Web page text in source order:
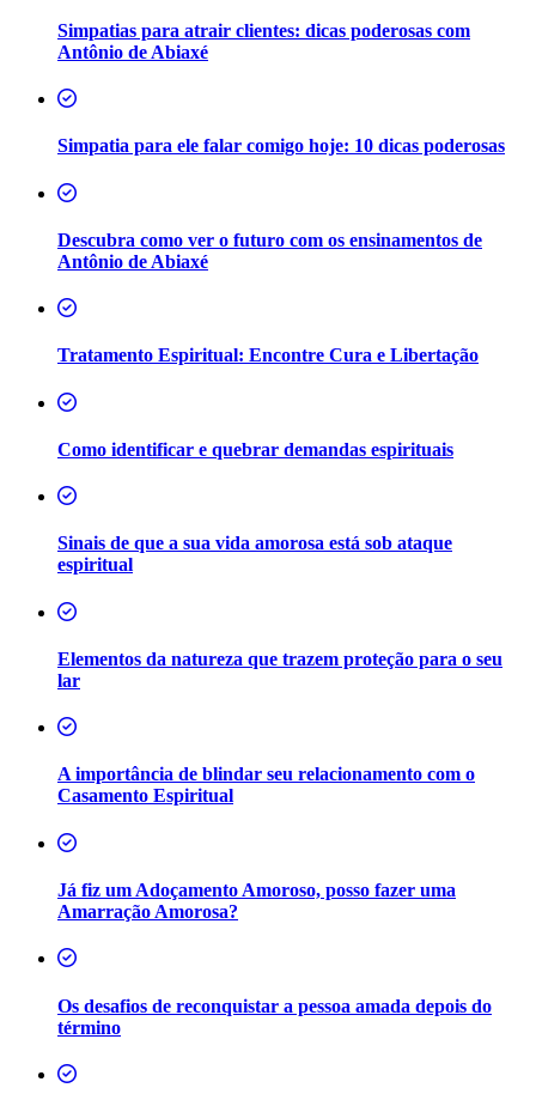
Simpatias para atrair clientes: dicas poderosas com
Antônio de Abiaxé
Simpatia para ele falar comigo hoje: 10 dicas poderosas
Descubra como ver o futuro com os ensinamentos de
Antônio de Abiaxé
Tratamento Espiritual: Encontre Cura e Libertação
Como identificar e quebrar demandas espirituais
Sinais de que a sua vida amorosa está sob ataque
espiritual
Elementos da natureza que trazem proteção para o seu
lar
A importância de blindar seu relacionamento com o
Casamento Espiritual
Já fiz um Adoçamento Amoroso, posso fazer uma
Amarração Amorosa?
Os desafios de reconquistar a pessoa amada depois do
término